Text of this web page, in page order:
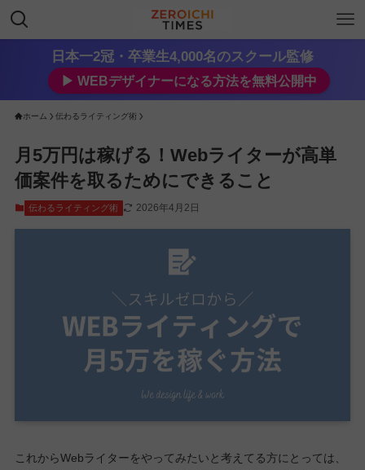
日本一2冠・卒業生4,000名のスクール監修
▶︎ WEBデザイナーになる方法を無料公開中
ホーム 伝わるライティング術
月5万円は稼げる！Webライターが高単
価案件を取るためにできること
伝わるライティング術 2026年4月2日
これからWebライターをやってみたいと考えてる方にとっては、